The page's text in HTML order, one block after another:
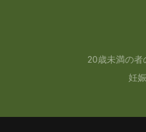
20歳未満の者
妊